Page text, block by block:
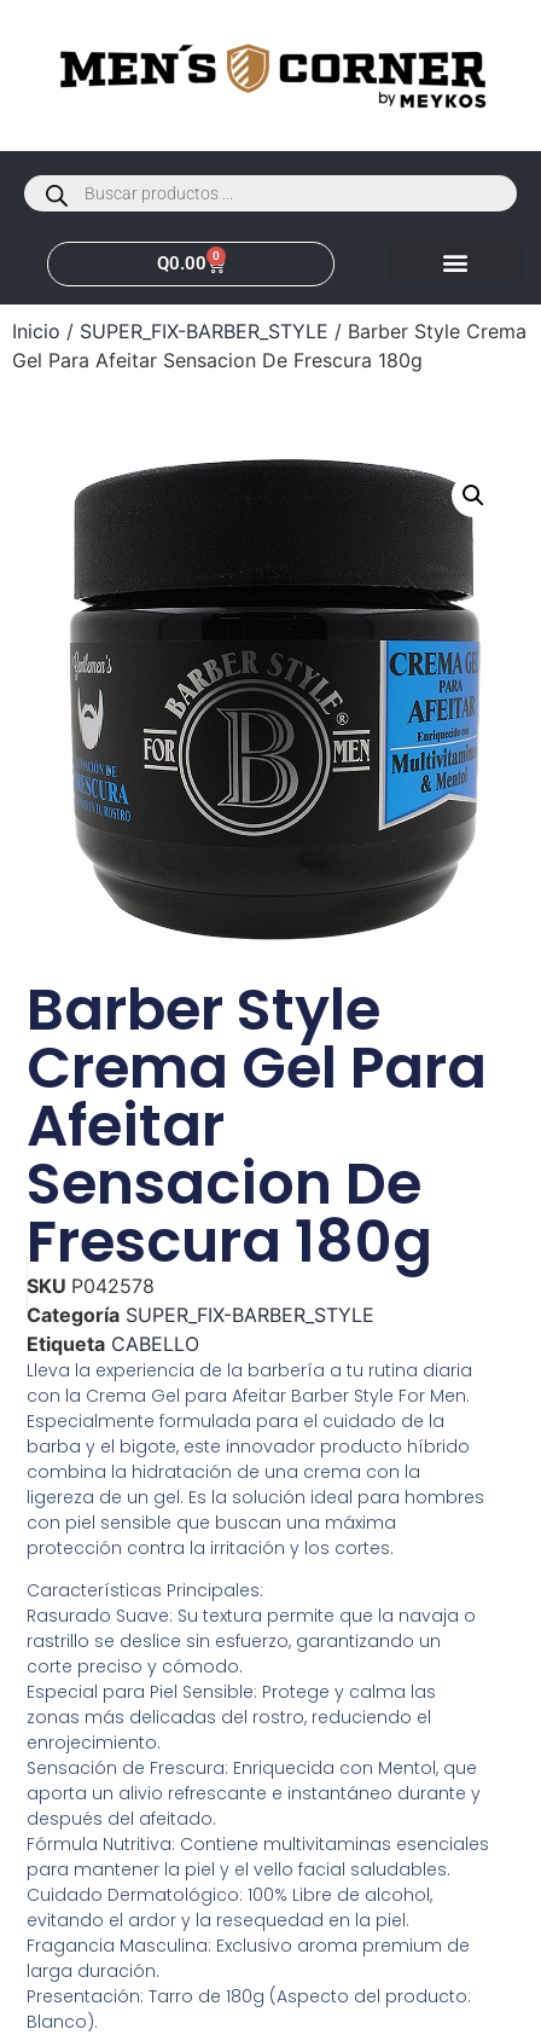
Q0.00 0
Inicio / SUPER_FIX-BARBER_STYLE / Barber Style Crema
Gel Para Afeitar Sensacion De Frescura 180g
Barber Style
Crema Gel Para
Afeitar
Sensacion De
Frescura 180g
SKU P042578
Categoría SUPER_FIX-BARBER_STYLE
Etiqueta CABELLO
Lleva la experiencia de la barbería a tu rutina diaria
con la Crema Gel para Afeitar Barber Style For Men.
Especialmente formulada para el cuidado de la
barba y el bigote, este innovador producto híbrido
combina la hidratación de una crema con la
ligereza de un gel. Es la solución ideal para hombres
con piel sensible que buscan una máxima
protección contra la irritación y los cortes.
Características Principales:
Rasurado Suave: Su textura permite que la navaja o
rastrillo se deslice sin esfuerzo, garantizando un
corte preciso y cómodo.
Especial para Piel Sensible: Protege y calma las
zonas más delicadas del rostro, reduciendo el
enrojecimiento.
Sensación de Frescura: Enriquecida con Mentol, que
aporta un alivio refrescante e instantáneo durante y
después del afeitado.
Fórmula Nutritiva: Contiene multivitaminas esenciales
para mantener la piel y el vello facial saludables.
Cuidado Dermatológico: 100% Libre de alcohol,
evitando el ardor y la resequedad en la piel.
Fragancia Masculina: Exclusivo aroma premium de
larga duración.
Presentación: Tarro de 180g (Aspecto del producto:
Blanco).